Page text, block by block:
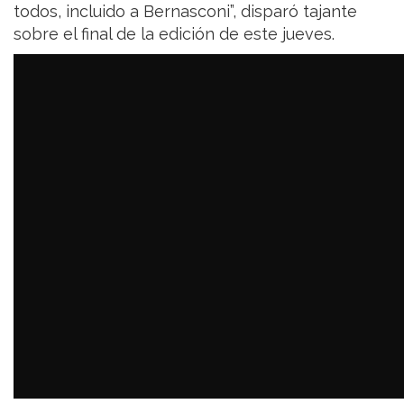
todos, incluido a Bernasconi”, disparó tajante
sobre el final de la edición de este jueves.